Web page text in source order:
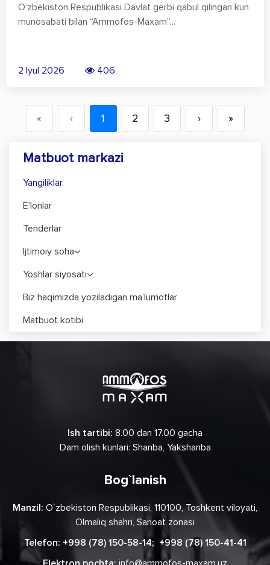
O‘zbekiston Respublikasi Davlat gerbi qabul qilingan kun
munosabati bilan “Ammofos-Maxam”...
2 Iyul 2026 406
« ‹ 1 2 3 › »
Matbuot markazi
Yangiliklar
E'lonlar
Tenderlar
Ijtimoiy soha
Yoshlar siyosati
Biz haqimizda yoziladigan ma’lumotlar
Matbuot kotibi
Ish tartibi: 8.00 dan 17.00 gacha
Dam olish kunlari: Shanba, Yakshanba
Bog`lanish
Manzil: O`zbekiston Respublikasi, 110100, Toshkent viloyati,
Olmaliq shahri, Sanoat zonasi
Telefon: +998 (78) 150-58-14; +998 (78) 150-41-41